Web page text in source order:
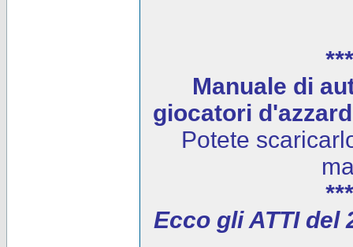
Manuale di
giocatori
Potete
Ecco gli ATTI del